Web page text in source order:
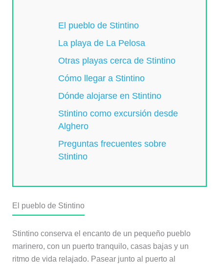
El pueblo de Stintino
La playa de La Pelosa
Otras playas cerca de Stintino
Cómo llegar a Stintino
Dónde alojarse en Stintino
Stintino como excursión desde
Alghero
Preguntas frecuentes sobre
Stintino
El pueblo de Stintino
Stintino conserva el encanto de un pequeño pueblo
marinero, con un puerto tranquilo, casas bajas y un
ritmo de vida relajado. Pasear junto al puerto al